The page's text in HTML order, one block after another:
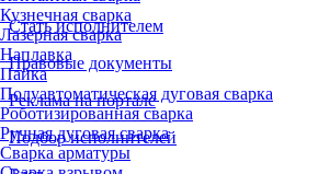
Кузнечная сварка
Лазерная сварка
Наплавка
Пайка
Полуавтоматическая дуговая сварка
Роботизированная сварка
Ручная дуговая сварка
Сварка арматуры
Стать исполнителем
Правовые документы
Реклама на портале
Подбор исполнителей